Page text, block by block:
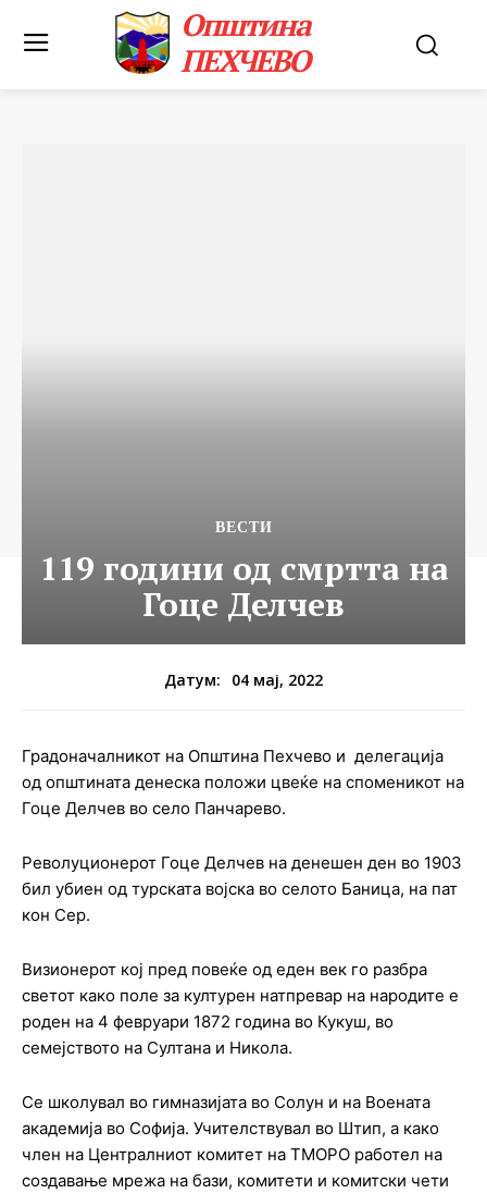
Општина
ПЕХЧЕВО
ВЕСТИ
119 години од смртта на
Гоце Делчев
Датум: 04 мај, 2022
Градоначалникот на Општина Пехчево и делегација
од општината денеска положи цвеќе на споменикот на
Гоце Делчев во село Панчарево.
Револуционерот Гоце Делчев на денешен ден во 1903
бил убиен од турската војска во селото Баница, на пат
кон Сер.
Визионерот кој пред повеќе од еден век го разбра
светот како поле за културен натпревар на народите е
роден на 4 февруари 1872 година во Кукуш, во
семејството на Султана и Никола.
Се школувал во гимназијата во Солун и на Воената
академија во Софија. Учителствувал во Штип, а како
член на Централниот комитет на ТМОРО работел на
создавање мрежа на бази, комитети и комитски чети